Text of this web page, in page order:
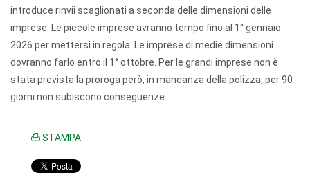
introduce rinvii scaglionati a seconda delle dimensioni delle
imprese. Le piccole imprese avranno tempo fino al 1° gennaio
2026 per mettersi in regola. Le imprese di medie dimensioni
dovranno farlo entro il 1° ottobre. Per le grandi imprese non è
stata prevista la proroga però, in mancanza della polizza, per 90
giorni non subiscono conseguenze.
STAMPA